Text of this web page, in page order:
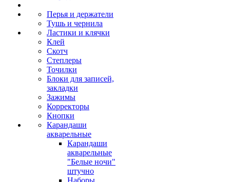
Перья и держатели
Тушь и чернила
Ластики и клячки
Клей
Скотч
Степлеры
Точилки
Блоки для записей,
закладки
Зажимы
Корректоры
Кнопки
Карандаши
акварельные
Карандаши
акварельные
"Белые ночи"
штучно
Наборы